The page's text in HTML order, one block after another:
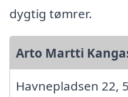
dygtig tømrer.
Arto Martti
Havnepladsen 22,